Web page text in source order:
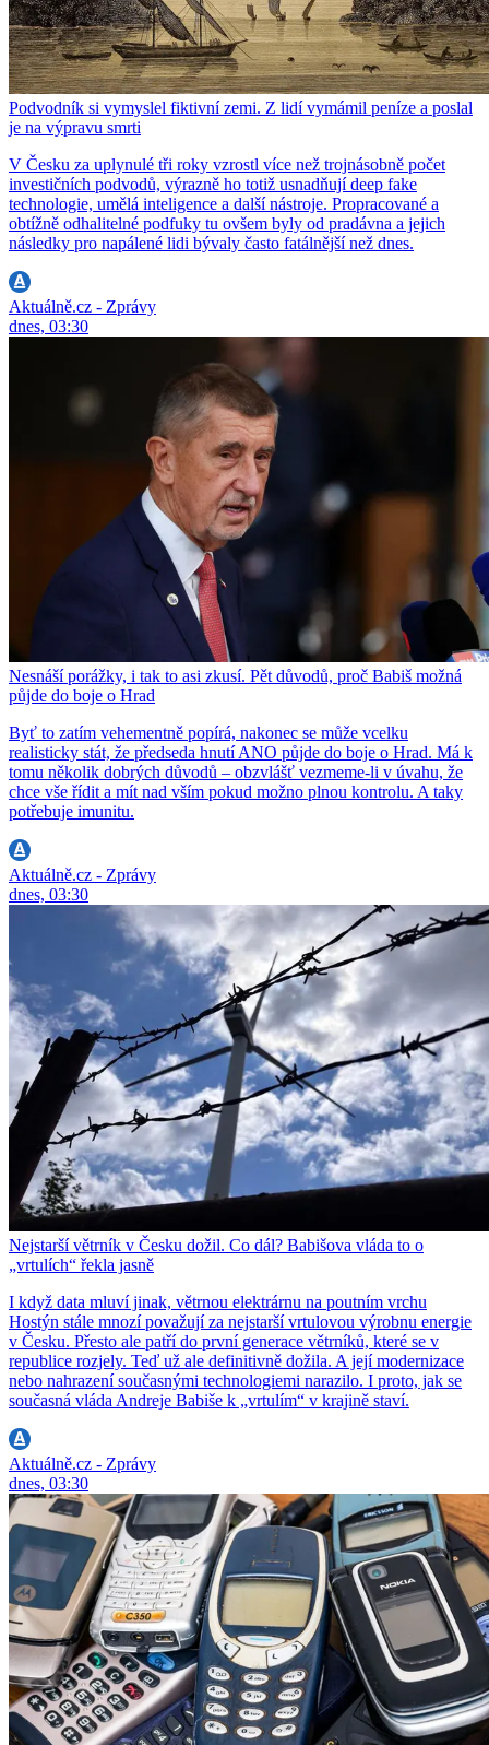
Podvodník si vymyslel fiktivní zemi. Z lidí vymámil peníze a poslal
je na výpravu smrti
V Česku za uplynulé tři roky vzrostl více než trojnásobně počet
investičních podvodů, výrazně ho totiž usnadňují deep fake
technologie, umělá inteligence a další nástroje. Propracované a
obtížně odhalitelné podfuky tu ovšem byly od pradávna a jejich
následky pro napálené lidi bývaly často fatálnější než dnes.
Aktuálně.cz - Zprávy
dnes, 03:30
Nesnáší porážky, i tak to asi zkusí. Pět důvodů, proč Babiš možná
půjde do boje o Hrad
Byť to zatím vehementně popírá, nakonec se může vcelku
realisticky stát, že předseda hnutí ANO půjde do boje o Hrad. Má k
tomu několik dobrých důvodů – obzvlášť vezmeme-li v úvahu, že
chce vše řídit a mít nad vším pokud možno plnou kontrolu. A taky
potřebuje imunitu.
Aktuálně.cz - Zprávy
dnes, 03:30
Nejstarší větrník v Česku dožil. Co dál? Babišova vláda to o
„vrtulích“ řekla jasně
I když data mluví jinak, větrnou elektrárnu na poutním vrchu
Hostýn stále mnozí považují za nejstarší vrtulovou výrobnu energie
v Česku. Přesto ale patří do první generace větrníků, které se v
republice rozjely. Teď už ale definitivně dožila. A její modernizace
nebo nahrazení současnými technologiemi narazilo. I proto, jak se
současná vláda Andreje Babiše k „vrtulím“ v krajině staví.
Aktuálně.cz - Zprávy
dnes, 03:30